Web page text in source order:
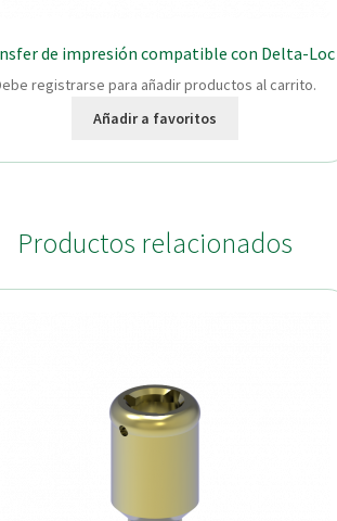
de impresión compatible con Delta-Loc
registrarse para añadir productos al carrito.
Añadir a favoritos
Productos relacionados